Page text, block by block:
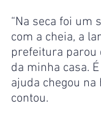
“Na seca foi um
com a cheia, a
prefeitura parou
da minha casa.
ajuda chegou na
contou.